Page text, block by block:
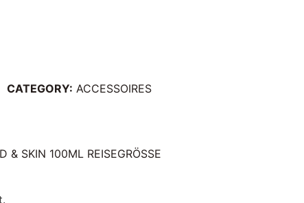
CATEGORY: ACCESSOIRES
& SKIN 100ML REISEGRÖSSE